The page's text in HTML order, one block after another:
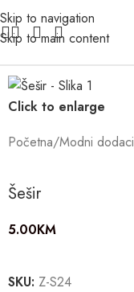
Skip to navigation
Skip to main content
Click to enlarge
Početna/Modni dodaci
Šešir
5.00KM
SKU: Z-S24